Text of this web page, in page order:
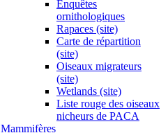
Enquêtes
ornithologiques
Rapaces (site)
Carte de répartition
(site)
Oiseaux migrateurs
(site)
Wetlands (site)
Liste rouge des oiseaux
nicheurs de PACA
Mammifères